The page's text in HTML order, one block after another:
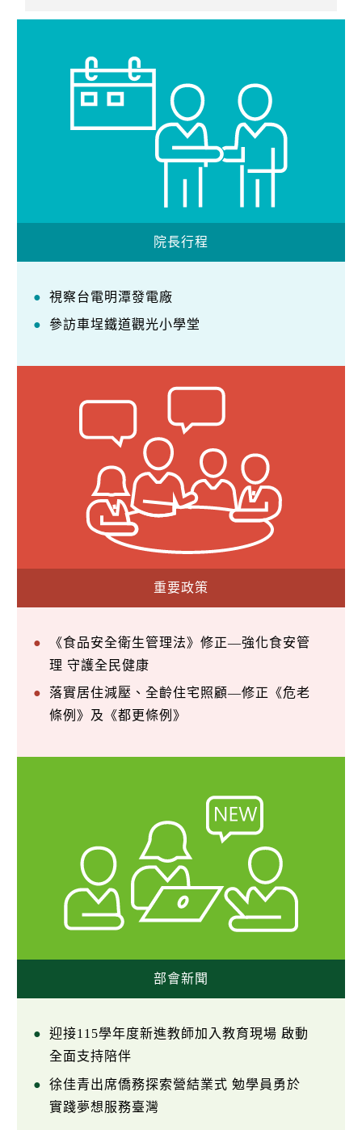
院長行程
視察台電明潭發電廠
參訪車埕鐵道觀光小學堂
重要政策
《食品安全衛生管理法》修正—強化食安管
理 守護全民健康
落實居住減壓、全齡住宅照顧—修正《危老
條例》及《都更條例》
部會新聞
迎接115學年度新進教師加入教育現場 啟動
全面支持陪伴
徐佳青出席僑務探索營結業式 勉學員勇於
實踐夢想服務臺灣